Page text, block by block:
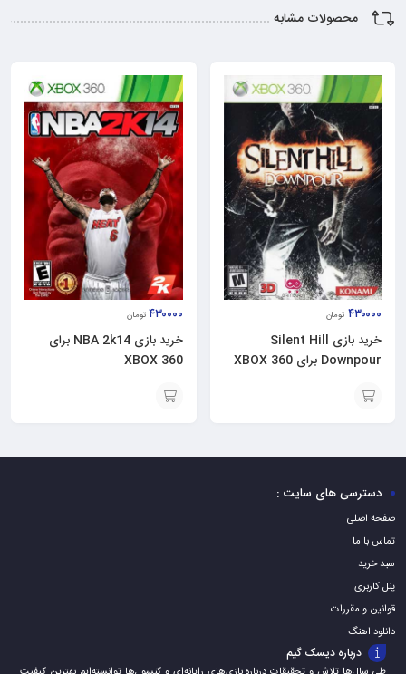
محصولات مشابه
۴۳۰۰۰۰ تومان
خرید بازی Silent Hill
Downpour برای XBOX 360
۴۳۰۰۰۰ تومان
خرید بازی NBA 2k14 برای
XBOX 360
به
دسترسی های سایت :
صفحه اصلی
تماس با ما
سبد خرید
پنل کاربری
قوانین و مقررات
دانلود اهنگ
درباره دیسک گیم